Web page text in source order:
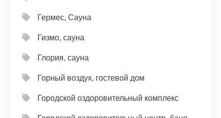
Гермес, Сауна
Гизмо, сауна
Глория, сауна
Горный воздух, гостевой дом
Городской оздоровительный комплекс